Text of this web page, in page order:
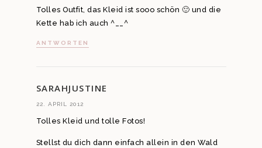
Tolles Outfit, das Kleid ist sooo schön 🙂 und die
Kette hab ich auch ^__^
ANTWORTEN
SARAHJUSTINE
22. APRIL 2012
Tolles Kleid und tolle Fotos!
Stellst du dich dann einfach allein in den Wald